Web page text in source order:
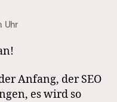
Uhr
Anfang, der SEO
es wird so